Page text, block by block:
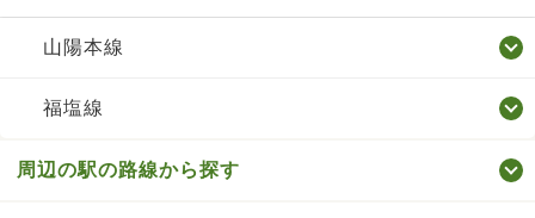
山陽本線
福塩線
周辺の駅の路線から探す